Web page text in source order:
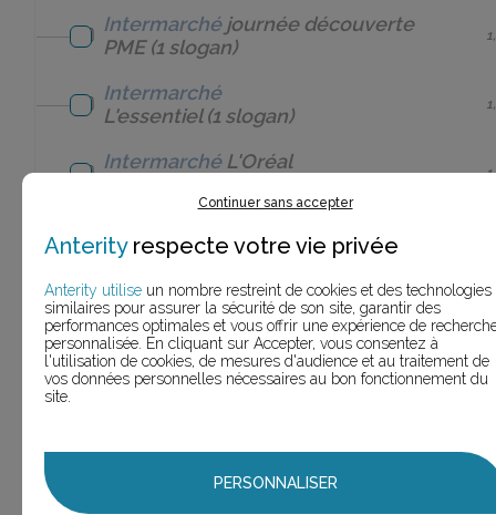
Intermarché journée découverte
PME(1 slogan)
Intermarché
L'essentiel(1 slogan)
Intermarché L'Oréal
Pâturage(1 slogan)
Intermarché Le Drive
(13 slogans)
Intermarché Les essentiels
(3 slogans)
Légumes MocheIntermarché(1
Continuer sans accepter
Anterityrespecte votre vie privée
Anterity utilise un nombre restreint de cookies et des technologies
similaires pour assurer la sécurité de son site, garantir des
performances optimales et vous offrir une expérience de
personnalisée. En cliquant sur Accepter, vous consentez à
l'utilisation de cookies, de mesures d'audience et au traitement de
vos données personnelles nécessaires au bon fonctionnement du
site.
PERSONNALISER